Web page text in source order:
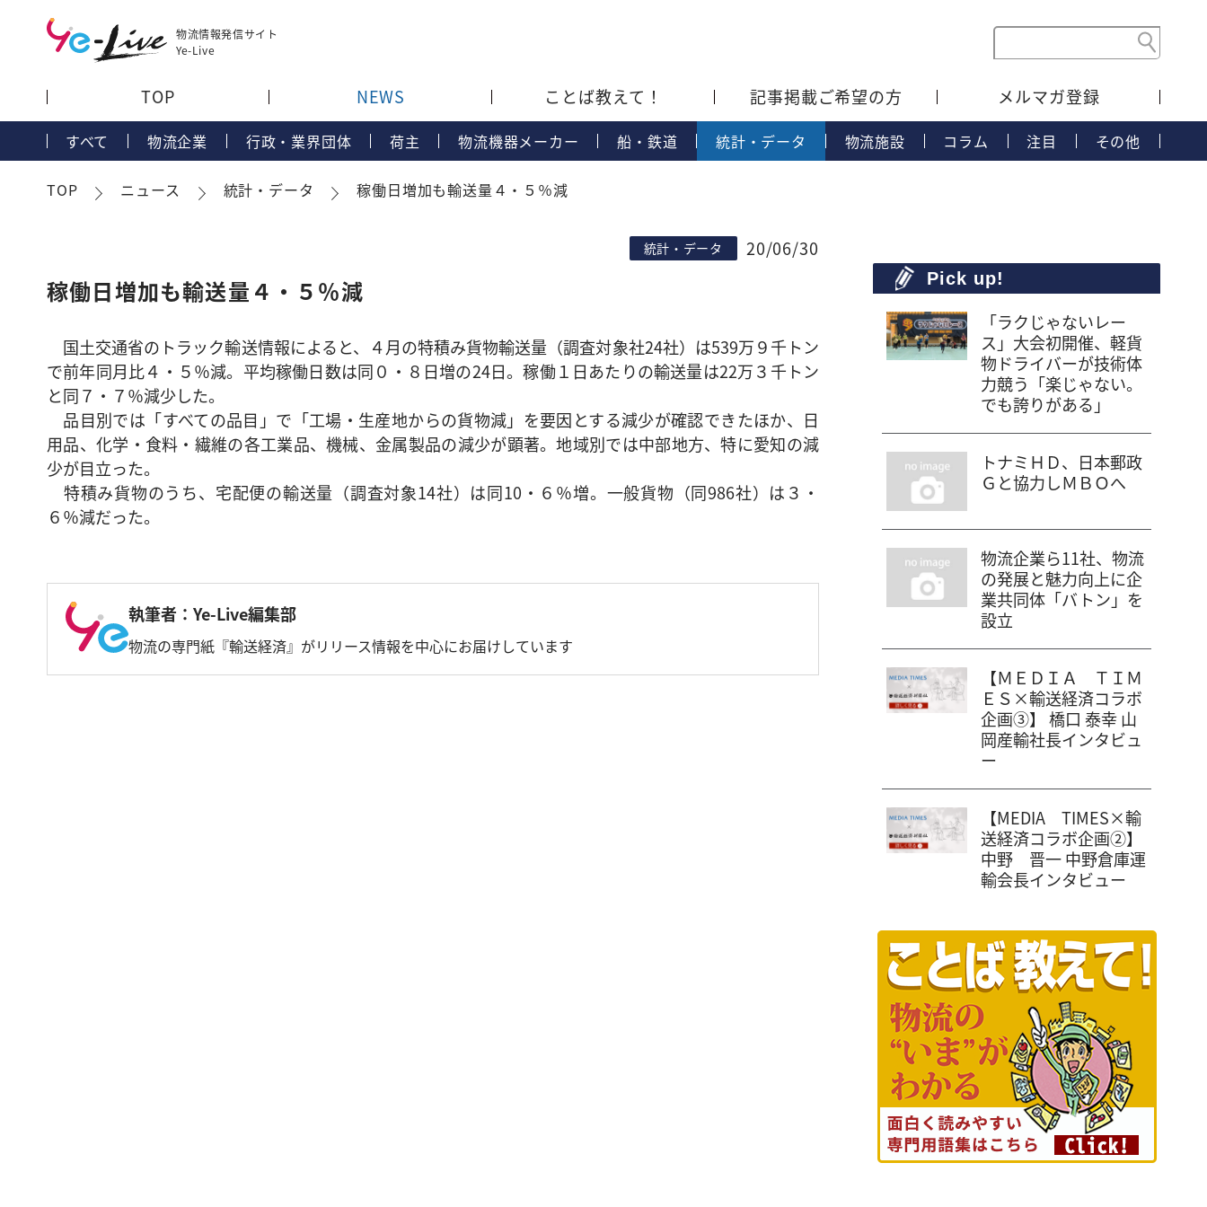
物流情報発信サイト
Ye-Live
TOP NEWS ことば教えて！ 記事掲載ご希望の方 メルマガ登録
すべて 物流企業 行政・業界団体 荷主 物流機器メーカー 船・鉄道 統計・データ 物流施設 コラム 注目 その他
TOP ニュース 統計・データ 稼働日増加も輸送量４・５％減
統計・データ 20/06/30
稼働日増加も輸送量４・５％減
国土交通省のトラック輸送情報によると、４月の特積み貨物輸送量（調査対象社24社）は539万９千トン
で前年同月比４・５％減。平均稼働日数は同０・８日増の24日。稼働１日あたりの輸送量は22万３千トン
と同７・７％減少した。
品目別では「すべての品目」で「工場・生産地からの貨物減」を要因とする減少が確認できたほか、日
用品、化学・食料・繊維の各工業品、機械、金属製品の減少が顕著。地域別では中部地方、特に愛知の減
少が目立った。
特積み貨物のうち、宅配便の輸送量（調査対象14社）は同10・６％増。一般貨物（同986社）は３・
６％減だった。
執筆者：Ye-Live編集部
物流の専門紙『輸送経済』がリリース情報を中心にお届けしています
Pick up!
「ラクじゃないレー
ス」大会初開催、軽貨
物ドライバーが技術体
力競う「楽じゃない。
でも誇りがある」
トナミＨＤ、日本郵政
Ｇと協力しＭＢＯへ
物流企業ら11社、物流
の発展と魅力向上に企
業共同体「バトン」を
設立
【ＭＥＤＩＡ ＴＩＭ
ＥＳ×輸送経済コラボ
企画③】 橋口 泰幸 山
岡産輸社長インタビュ
ー
【MEDIA TIMES×輸
送経済コラボ企画②】
中野 晋一 中野倉庫運
輸会長インタビュー